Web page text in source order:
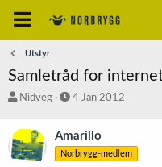
Utstyr
Samletråd for
T
å
d
s
Nidveg
S
r
t
4 Jan 2012
Amarillo
Norbrygg-medlem